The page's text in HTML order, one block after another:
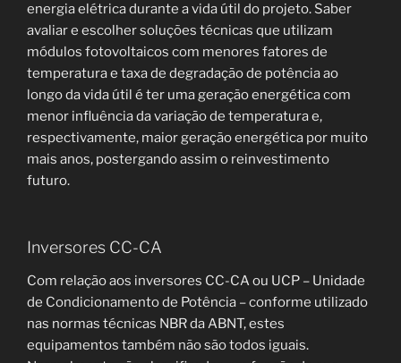
energia elétrica durante a vida útil do projeto. Saber
avaliar e escolher soluções técnicas que utilizam
módulos fotovoltaicos com menores fatores de
temperatura e taxa de degradação de potência ao
longo da vida útil é ter uma geração energética com
menor influência da variação de temperatura e,
respectivamente, maior geração energética por muito
mais anos, postergando assim o reinvestimento
futuro.
Inversores CC-CA
Com relação aos inversores CC-CA ou UCP – Unidade
de Condicionamento de Potência – conforme utilizado
nas normas técnicas NBR da ABNT, estes
equipamentos também não são todos iguais.